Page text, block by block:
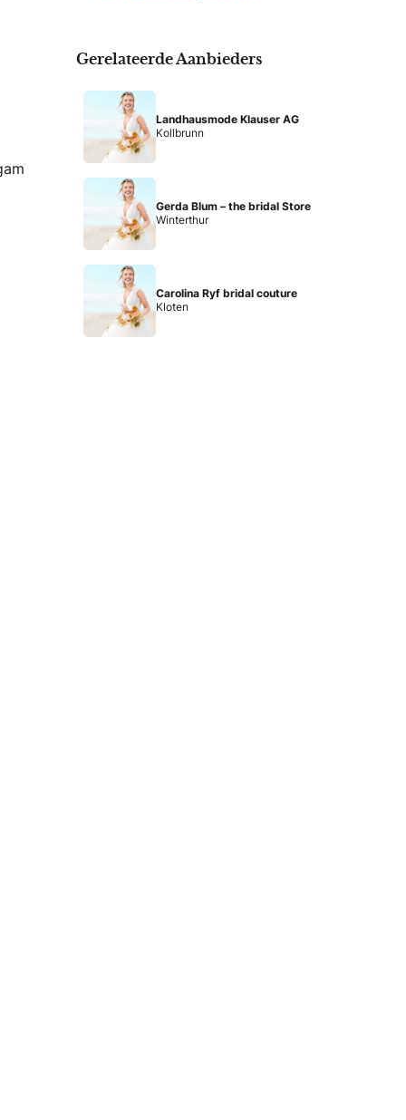
Gerelateerde Aanbieders
Landhausmode Klauser AG
Kollbrunn
Gerda Blum – the bridal Store
Winterthur
Carolina Ryf bridal couture
Kloten